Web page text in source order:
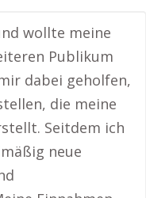
wollte meine
Publikum
dabei geholfen,
die meine
Seitdem ich
neue